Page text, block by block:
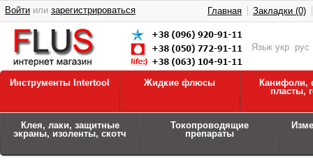
Язык укр рус
Войти или зарегистрироваться Главная Закладки (0)
Инструменты Intertool Жидкие флюсы
Канифоли,
пласты,
Клея, лаки, защитные
экраны, изоленты, скотч
Токопроводящие
препараты